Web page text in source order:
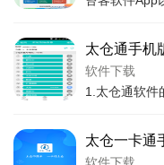
太仓通手机
软件下载
太仓一卡通